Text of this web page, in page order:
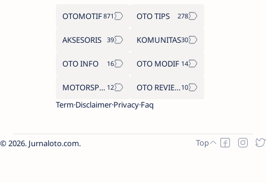
OTOMOTIF OTO TIPS
AKSESORIS KOMUNITAS
OTO INFO OTO MODIF
MOTORSPORT
OTO REVIEW
Term Disclaimer Privacy Faq
2026. Jurnaloto.com.